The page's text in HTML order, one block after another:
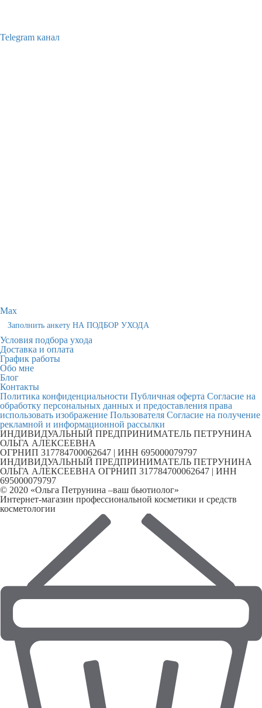
Telegram канал
Max
Заполнить анкету НА ПОДБОР УХОДА
Условия подбора ухода
Доставка и оплата
График работы
Обо мне
Блог
Контакты
Политика конфиденциальности Публичная оферта Согласие на
обработку персональных данных и предоставления права
использовать изображение Пользователя Согласие на получение
рекламной и информационной рассылки
ИНДИВИДУАЛЬНЫЙ ПРЕДПРИНИМАТЕЛЬ ПЕТРУНИНА
ОЛЬГА АЛЕКСЕЕВНА
ОГРНИП 317784700062647 | ИНН 695000079797
ИНДИВИДУАЛЬНЫЙ ПРЕДПРИНИМАТЕЛЬ ПЕТРУНИНА
ОЛЬГА АЛЕКСЕЕВНА ОГРНИП 317784700062647 | ИНН
695000079797
© 2020 «Ольга Петрунина –ваш бьютиолог»
Интернет-магазин профессиональной косметики и средств
косметологии